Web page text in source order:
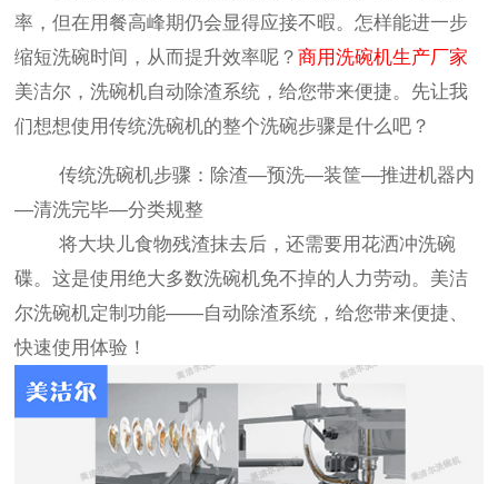
率，但在用餐高峰期仍会显得应接不暇。怎样能进一步
缩短洗碗时间，从而提升效率呢？商用洗碗机生产厂家
美洁尔，洗碗机自动除渣系统，给您带来便捷。先让我
们想想使用传统洗碗机的整个洗碗步骤是什么吧？
传统洗碗机步骤：除渣—预洗—装筐—推进机器内
—清洗完毕—分类规整
将大块儿食物残渣抹去后，还需要用花洒冲洗碗
碟。这是使用绝大多数洗碗机免不掉的人力劳动。美洁
尔洗碗机定制功能——自动除渣系统，给您带来便捷、
快速使用体验！